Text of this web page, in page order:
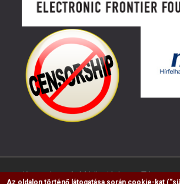
Kapcsolat Médiaajánlat
Az oldalon történő látogatása során cookie-kat